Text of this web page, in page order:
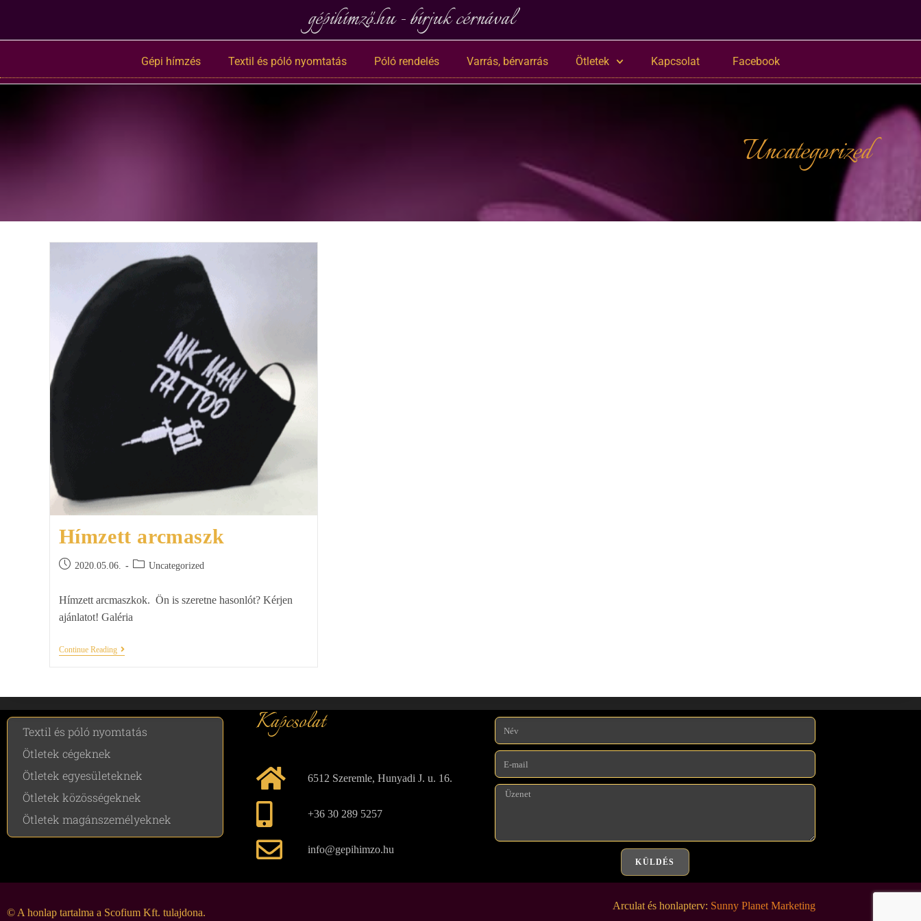
gépihímző.hu - bírjuk cérnával
Gépi hímzés Textil és póló nyomtatás Póló rendelés Varrás, bérvarrás Ötletek Kapcsolat Facebook
Uncategorized
Hímzett arcmaszk
2020.05.06. Uncategorized
Hímzett arcmaszkok. Ön is szeretne hasonlót? Kérjen
ajánlatot! Galéria
Continue Reading
Textil és póló nyomtatás
Ötletek cégeknek
Ötletek egyesületeknek
Ötletek közösségeknek
Ötletek magánszemélyeknek
Kapcsolat
6512 Szeremle, Hunyadi J. u. 16.
+36 30 289 5257
info@gepihimzo.hu
KÜLDÉS
A
© A honlap tartalma a Scofium Kft. tulajdona.
Arculat és honlapterv: Sunny Planet Marketing